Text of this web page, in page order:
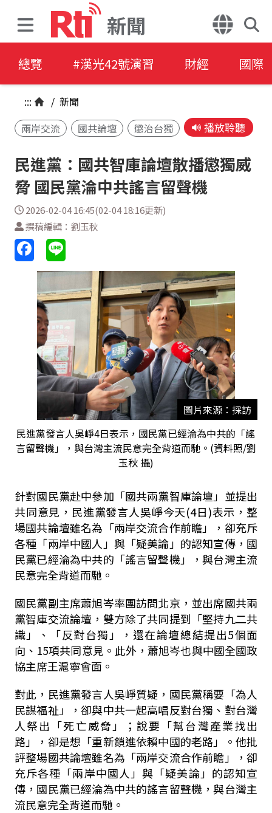
新聞
總覽 #漢光42號演習 財經 國際
::: / 新聞
兩岸交流
國共論壇 懲治台獨 播放聆聽
民進黨：國共智庫論壇散播懲獨威
脅 國民黨淪中共謠言留聲機
2026-02-04 16:45(02-04 18:16更新)
撰稿編輯：劉玉秋
圖片來源：採訪
民進黨發言人吳崢4日表示，國民黨已經淪為中共的「謠
言留聲機」，與台灣主流民意完全背道而馳。(資料照/劉
玉秋 攝)
針對國民黨赴中參加「國共兩黨智庫論壇」並提出
共同意見，民進黨發言人吳崢今天(4日)表示，整
場國共論壇雖名為「兩岸交流合作前瞻」，卻充斥
各種「兩岸中國人」與「疑美論」的認知宣傳，國
民黨已經淪為中共的「謠言留聲機」，與台灣主流
民意完全背道而馳。
國民黨副主席蕭旭岑率團訪問北京，並出席國共兩
黨智庫交流論壇，雙方除了共同提到「堅持九二共
識」、「反對台獨」，還在論壇總結提出5個面
向、 15項共同意見。此外，蕭旭岑也與中國全國政
協主席王滬寧會面。
對此，民進黨發言人吳崢質疑，國民黨稱要「為人
民謀福祉」，卻與中共一起高唱反對台獨、對台灣
人祭出「死亡威脅」；說要「幫台灣產業找出
路」，卻是想「重新鎖進依賴中國的老路」。他批
評整場國共論壇雖名為「兩岸交流合作前瞻」，卻
充斥各種「兩岸中國人」與「疑美論」的認知宣
傳，國民黨已經淪為中共的謠言留聲機，與台灣主
流民意完全背道而馳。